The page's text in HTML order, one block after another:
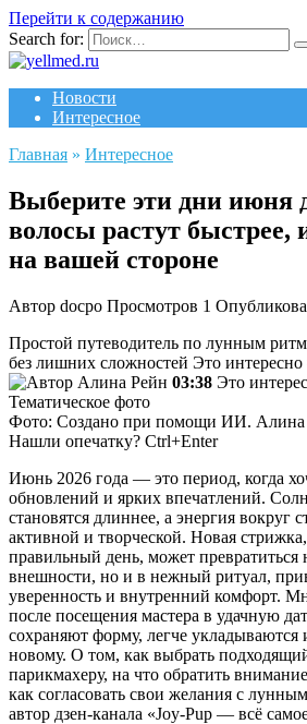
Перейти к содержанию
Search for:
Новости
Интересное
Главная » Интересное
Выберите эти дни июня
волосы растут быстрее,
на вашей стороне
Автор docpo Просмотров 1
Простой путеводитель по лунным
без лишних сложностей Это
Алина Рейн 03:38 Это
Тематическое фото
Фото: Создано при помощи ИИ. Алина
Нашли опечатку? Ctrl+Enter
Июнь 2026 года — это период, когда
обновлений и ярких впечатлений.
становятся длиннее, а энергия вокруг
активной и творческой. Новая
правильный день, может превратиться
внешности, но и в нежный ритуал,
уверенность и внутренний комфорт.
после посещения мастера в удачную
сохраняют форму, легче укладываются
новому. О том, как выбрать
парикмахеру, на что обратить
как согласовать свои желания с
автор дзен-канала «Joy-Pup — всё